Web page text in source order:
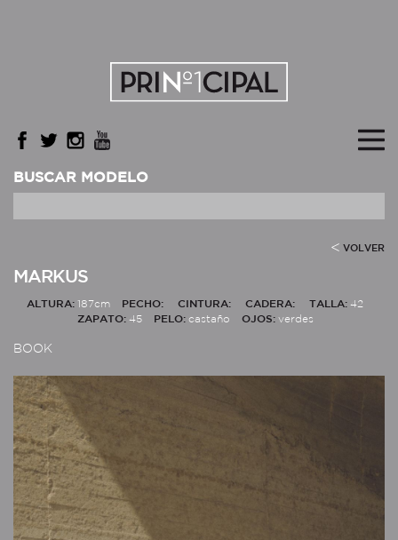
BUSCAR MODELO
VOLVER
MARKUS
ALTURA: 187cm PECHO: CINTURA: CADERA: TALLA: 42
ZAPATO: 45 PELO: castaño OJOS: verdes
BOOK